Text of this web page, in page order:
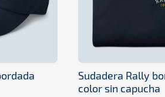
Sudadera Rally
color sin capucha